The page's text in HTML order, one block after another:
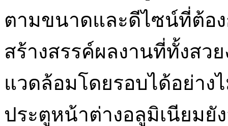
ตามขนาดและดีไซน์ที่ต้อ
สร้างสรรค์ผลงานที่ทั้งสว
แวดล้อมโดยรอบได้อย่าง
ประตูหน้าต่างอลูมิเนียมยั